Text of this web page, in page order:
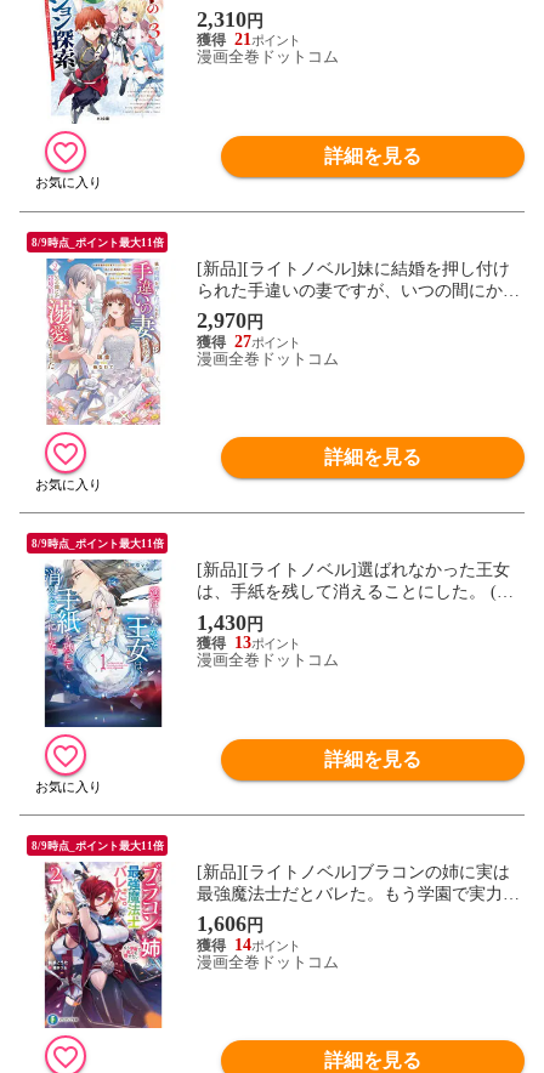
ってレベルアップ～ (全3冊) 全巻セット
2,310円
21
漫画全巻ドットコム
詳細を見る
8/9時点_ポイント最大11倍
[新品][ライトノベル]妹に結婚を押し付け
られた手違いの妻ですが、いつの間にか辺
境伯に溺愛されてました～半年後の離婚ま
でひっそり過ごすつもりが、趣味の薬作り
がきっかけで従者や兵士と仲良くなって毎
2,970円
27
漫画全巻ドットコム
詳細を見る
8/9時点_ポイント最大11倍
[新品][ライトノベル]選ばれなかった王女
は、手紙を残して消えることにした。 (全1
冊)
1,430円
13
漫画全巻ドットコム
詳細を見る
8/9時点_ポイント最大11倍
[新品][ライトノベル]ブラコンの姉に実は
最強魔法士だとバレた。もう学園で実力を
隠せない (全2冊) 全巻セット
1,606円
14
漫画全巻ドットコム
詳細を見る